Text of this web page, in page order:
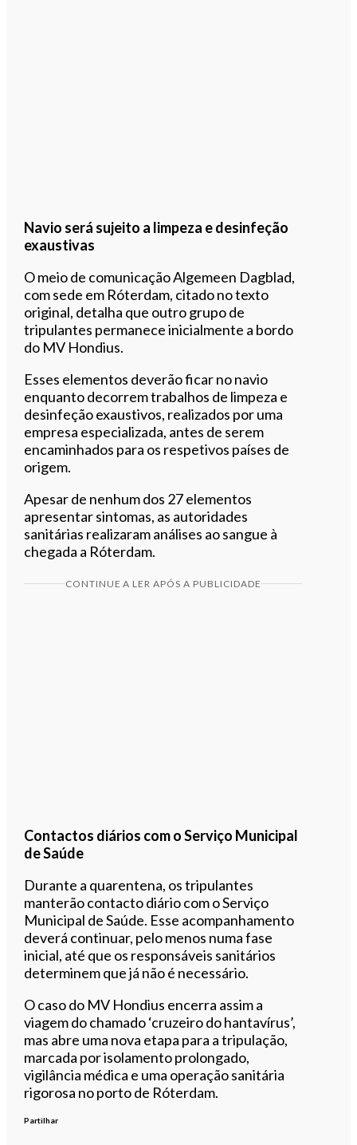
Navio será sujeito a limpeza e desinfeção
exaustivas
O meio de comunicação Algemeen Dagblad,
com sede em Róterdam, citado no texto
original, detalha que outro grupo de
tripulantes permanece inicialmente a bordo
do MV Hondius.
Esses elementos deverão ficar no navio
enquanto decorrem trabalhos de limpeza e
desinfeção exaustivos, realizados por uma
empresa especializada, antes de serem
encaminhados para os respetivos países de
origem.
Apesar de nenhum dos 27 elementos
apresentar sintomas, as autoridades
sanitárias realizaram análises ao sangue à
chegada a Róterdam.
CONTINUE A LER APÓS A PUBLICIDADE
Contactos diários com o Serviço Municipal
de Saúde
Durante a quarentena, os tripulantes
manterão contacto diário com o Serviço
Municipal de Saúde. Esse acompanhamento
deverá continuar, pelo menos numa fase
inicial, até que os responsáveis sanitários
determinem que já não é necessário.
O caso do MV Hondius encerra assim a
viagem do chamado ‘cruzeiro do hantavírus’,
mas abre uma nova etapa para a tripulação,
marcada por isolamento prolongado,
vigilância médica e uma operação sanitária
rigorosa no porto de Róterdam.
Partilhar